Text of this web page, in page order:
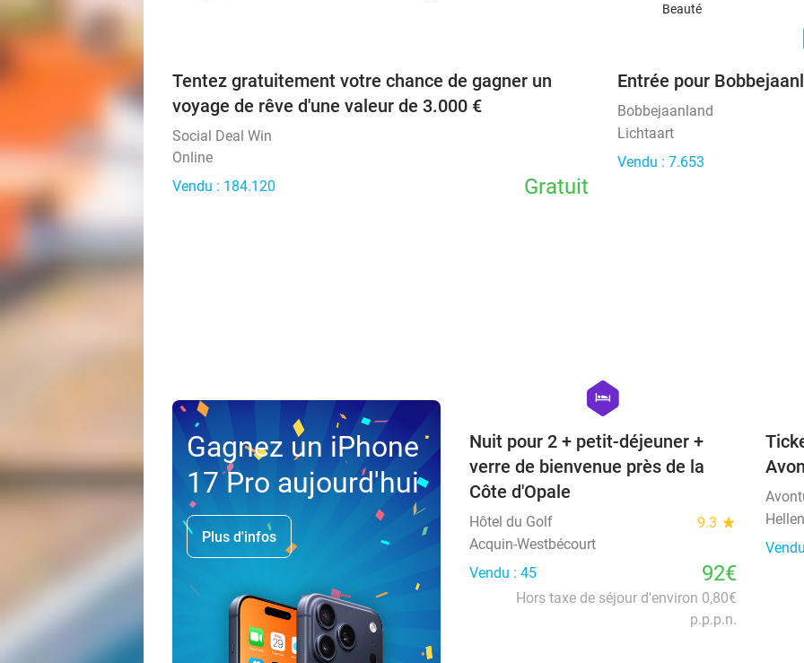
Beauté
Tentez gratuitement votre chance de gagner un
voyage de rêve d'une valeur de 3.000 €
Social Deal Win
Online
Vendu : 184.120
Gratuit
Entrée pour
Bobbejaanland
Lichtaart
Vendu : 7.653
Gagnez un iPhone
17 Pro aujourd'hui
Plus d'infos
hexagon
hotel
Nuit pour 2 + petit-déjeuner +
verre de bienvenue près de la
Côte d'Opale
Hôtel du Golf 9.3 star
Acquin-Westbécourt
Vendu : 45
92€
Hors taxe de séjour d'environ 0,80€
p.p.p.n.